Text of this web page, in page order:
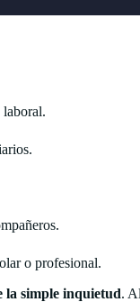
o profesional.
la simple inquietud.